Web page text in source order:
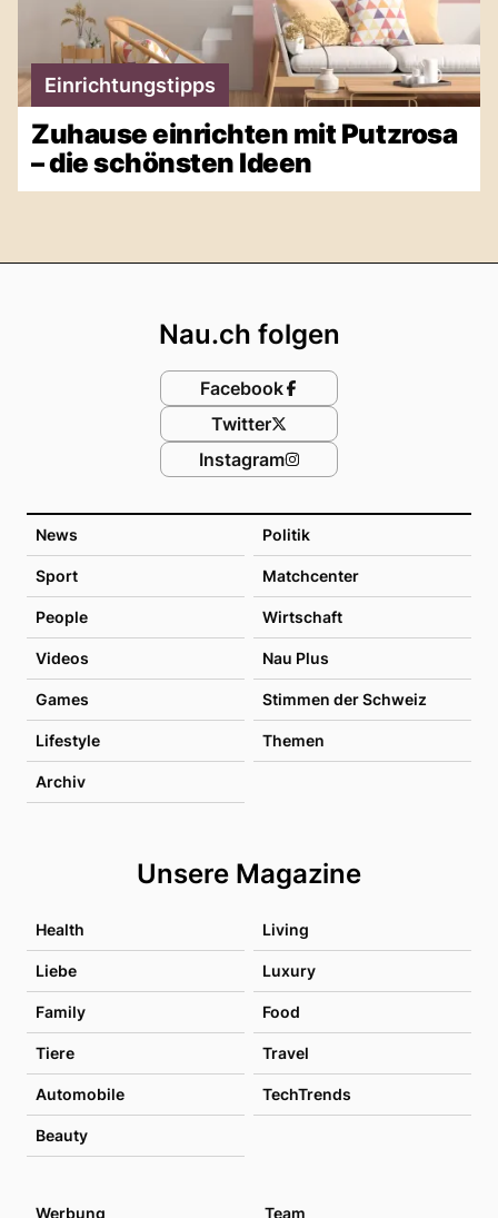
Einrichtungstipps
Zuhause einrichten mit Putzrosa
– die schönsten Ideen
News Politik
Sport Matchcenter
People Wirtschaft
Videos Nau Plus
Games Stimmen der Schweiz
Lifestyle Themen
Archiv
Unsere Magazine
Health Living
Liebe Luxury
Family Food
Tiere Travel
Automobile TechTrends
Beauty
Nau.ch folgen
Facebook
Twitter
Instagram
Werbung Team